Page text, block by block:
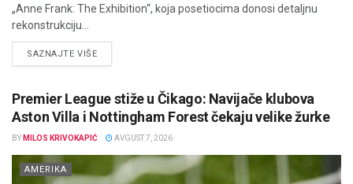
„Anne Frank: The Exhibition“, koja posetiocima donosi detaljnu
rekonstrukciju...
SAZNAJTE VIŠEDETAILS
Premier League stiže u Čikago: Navijače klubova
Aston Villa i Nottingham Forest čekaju velike žurke
BY MILOS KRIVOKAPIĆ AVGUST 7, 2026
AMERIKA